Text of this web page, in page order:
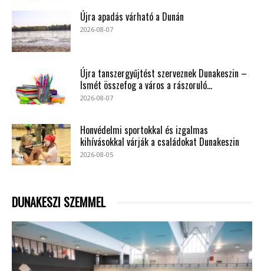
Újra apadás várható a Dunán
2026-08-07
Újra tanszergyűjtést szerveznek Dunakeszin –
Ismét összefog a város a rászoruló...
2026-08-07
Honvédelmi sportokkal és izgalmas
kihívásokkal várják a családokat Dunakeszin
2026-08-05
DUNAKESZI SZEMMEL